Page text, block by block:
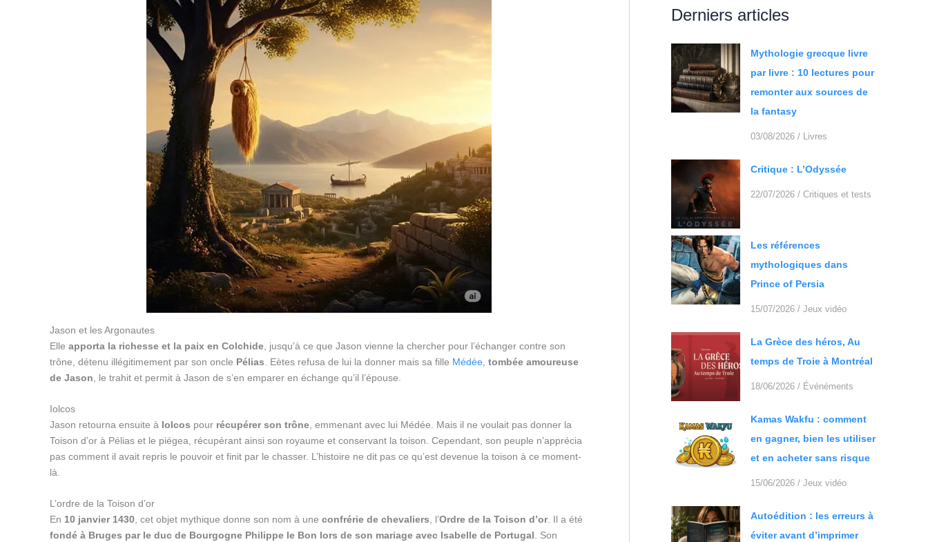
Jason et les Argonautes
Elle apporta la richesse et la paix en Colchide , jusqu’à ce que Jason vienne la chercher pour l’échanger contre son
trône, détenu illégitimement par son oncle Pélias . Eètes refusa de lui la donner mais sa fille Médée tombée amoureuse
de Jason , le trahit et permit à Jason de s’en emparer en échange qu’il l’épouse.
Iolcos
Jason retourna ensuite à Iolcos pour récupérer son trône , emmenant avec lui Médée. Mais il ne voulait pas donner la
Toison d’or à Pélias et le piégea, récupérant ainsi son royaume et conservant la toison. Cependant, son peuple n’apprécia
pas comment il avait repris le pouvoir et finit par le chasser. L’histoire ne dit pas ce qu’est devenue la toison à ce moment-
là.
L’ordre de la Toison d’or
En 10 janvier 1430, cet objet mythique donne son nom à une confrérie de chevaliers, l’Ordre de la Toison d’or. Il a été
fondé à Bruges par le duc de Bourgogne Philippe le Bon lors de son mariage avec Isabelle de Portugal. Son
Derniers articles
Mythologie grecque livre
par livre : 10 lectures pour
remonter aux sources de
la fantasy
03/08/2026 / Livres
Critique : L’Odyssée
22/07/2026 / Critiques et tests
Les références
mythologiques dans
Prince of Persia
15/07/2026 / Jeux vidéo
La Grèce des héros, Au
temps de Troie à Montréal
18/06/2026 / Événéments
Kamas Wakfu : comment
en gagner, bien les utiliser
et en acheter sans risque
15/06/2026 / Jeux vidéo
Autoédition : les erreurs à
éviter avant d’imprimer